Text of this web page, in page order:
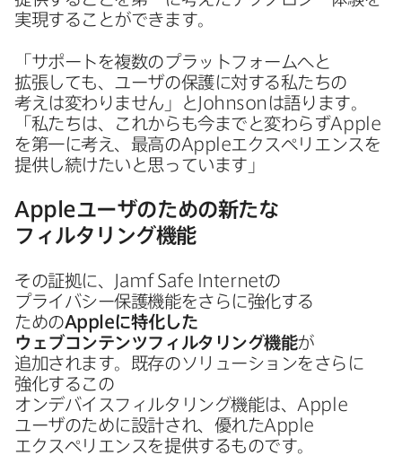
実現する​ことができます。
「サポートを​複数の​プラットフォームへと​
拡張しても、​ユーザの​保護に​対する​私たちの​
考えは​変わりません」と Johnson は​語ります。​
「私たちは、​これからも​今までと​変わらずApple
を​第一に​考え、​最高のAppleエクスペリエンスを​
提供し続けたいと​思っています」
Appleユーザの​ための​新たな​
フィルタリング機能
その​証拠に、 Jamf Safe Internetの​
プライバシー保護機能を​さらに​強化する​
ためのAppleに​特化した​
ウェブコンテンツフィルタリング機能が​
追加されます。​既存の​ソリューションを​さらに​
強化する​この​
オンデバイスフィルタリング機能は、 Apple
ユーザの​ために​設計され、​優れたApple
エクスペリエンスを​提供する​ものです。